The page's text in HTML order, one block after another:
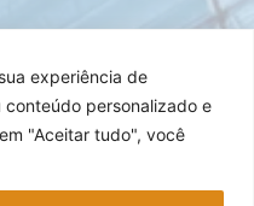
experiência de
personalizado e
"Aceitar tudo", você
02 - Jardim